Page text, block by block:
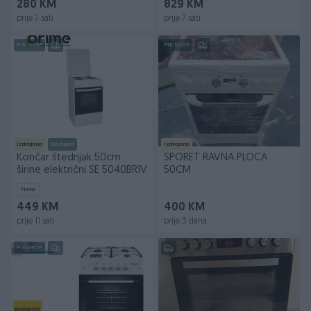
280 KM
prije 7 sati
829 KM
prije 7 sati
PIK SHOP
Izdvojeno Dostupno
Končar štednjak 50cm
širine električni SE 5040BR1V
Novo
449 KM
prije 11 sati
PIK SHOP
Izdvojeno
SPORET RAVNA PLOCA
50CM
400 KM
prije 3 dana
PIK SHOP